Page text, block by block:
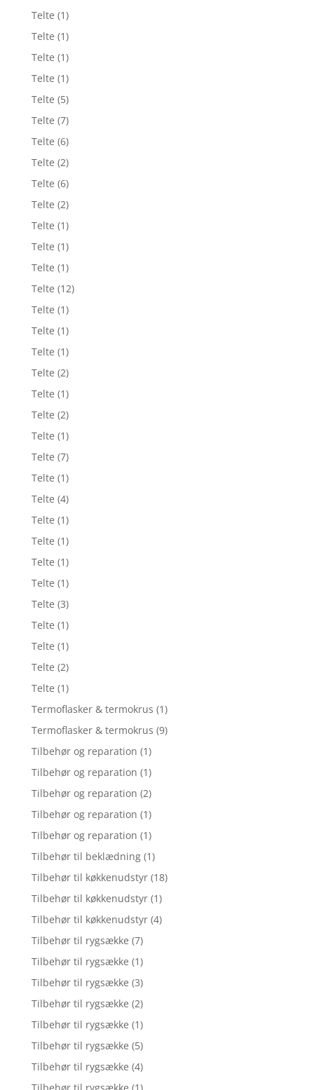
Telte (1)
Telte (1)
Telte (1)
Telte (1)
Telte (5)
Telte (7)
Telte (6)
Telte (2)
Telte (6)
Telte (2)
Telte (1)
Telte (1)
Telte (1)
Telte (12)
Telte (1)
Telte (1)
Telte (1)
Telte (2)
Telte (1)
Telte (2)
Telte (1)
Telte (7)
Telte (1)
Telte (4)
Telte (1)
Telte (1)
Telte (1)
Telte (1)
Telte (3)
Telte (1)
Telte (1)
Telte (2)
Telte (1)
Termoflasker & termokrus (1)
Termoflasker & termokrus (9)
Tilbehør og reparation (1)
Tilbehør og reparation (1)
Tilbehør og reparation (2)
Tilbehør og reparation (1)
Tilbehør og reparation (1)
Tilbehør til beklædning (1)
Tilbehør til køkkenudstyr (18)
Tilbehør til køkkenudstyr (1)
Tilbehør til køkkenudstyr (4)
Tilbehør til rygsække (7)
Tilbehør til rygsække (1)
Tilbehør til rygsække (3)
Tilbehør til rygsække (2)
Tilbehør til rygsække (1)
Tilbehør til rygsække (5)
Tilbehør til rygsække (4)